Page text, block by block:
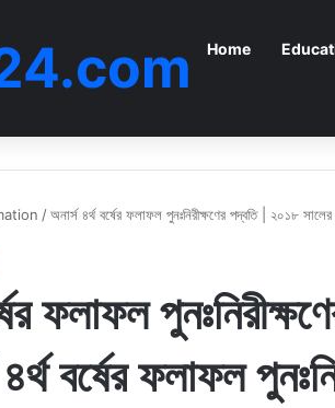
Home
/অনার্স ৪র্থ বর্ষের ফলাফল পুনঃনিরীক্ষণের পদ্বতি | ২০১৮
ফলাফল
বর্ষের ফলাফল